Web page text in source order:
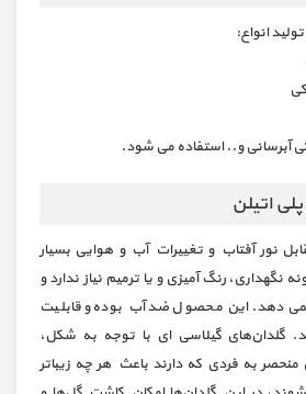
انواع:
آبرسانی و.. استفاده می شود.
اتیلن
نور آفتاب و تغییرات آب و هوایی بسیار
نگهداری، رنگ آمیزی و یا ترمیم نیاز ندارد و
دهد. این محصول ضد آب بوده و قابلیت
گلدان‌های گیلاسی ای با توجه به شکل،
منحصر به فردی که دارند باعث هر چه زیباتر